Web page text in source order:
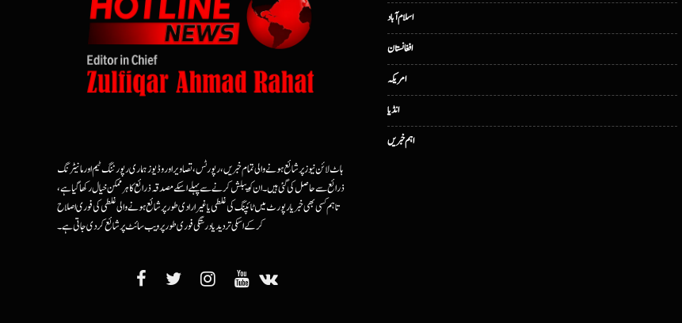
ہاٹ لائن نیوز پر شائع ہونے والی تمام خبریں، رپورٹس، تصاویر اور وڈیوز ہماری رپورٹنگ ٹیم اور مانیٹرنگ
ذرائع سے حاصل کی گئی ہیں۔ ان کو پبلش کرنے سے پہلے اسکے مصدقہ ذرائع کا ہرممکن خیال رکھا گیا ہے،
تاہم کسی بھی خبر یا رپورٹ میں ٹائپنگ کی غلطی یا غیرارادی طور پر شائع ہونے والی غلطی کی فوری اصلاح
کرکے اسکی تردید یا درستگی فوری طور پر ویب سائٹ پر شائع کردی جاتی ہے۔
اسلام آباد
افغانستان
امریکہ
انڈیا
اہم خبریں